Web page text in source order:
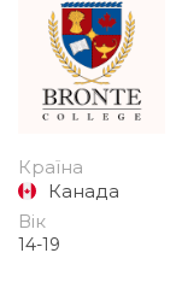
Країна
Канада
Вік
14-19